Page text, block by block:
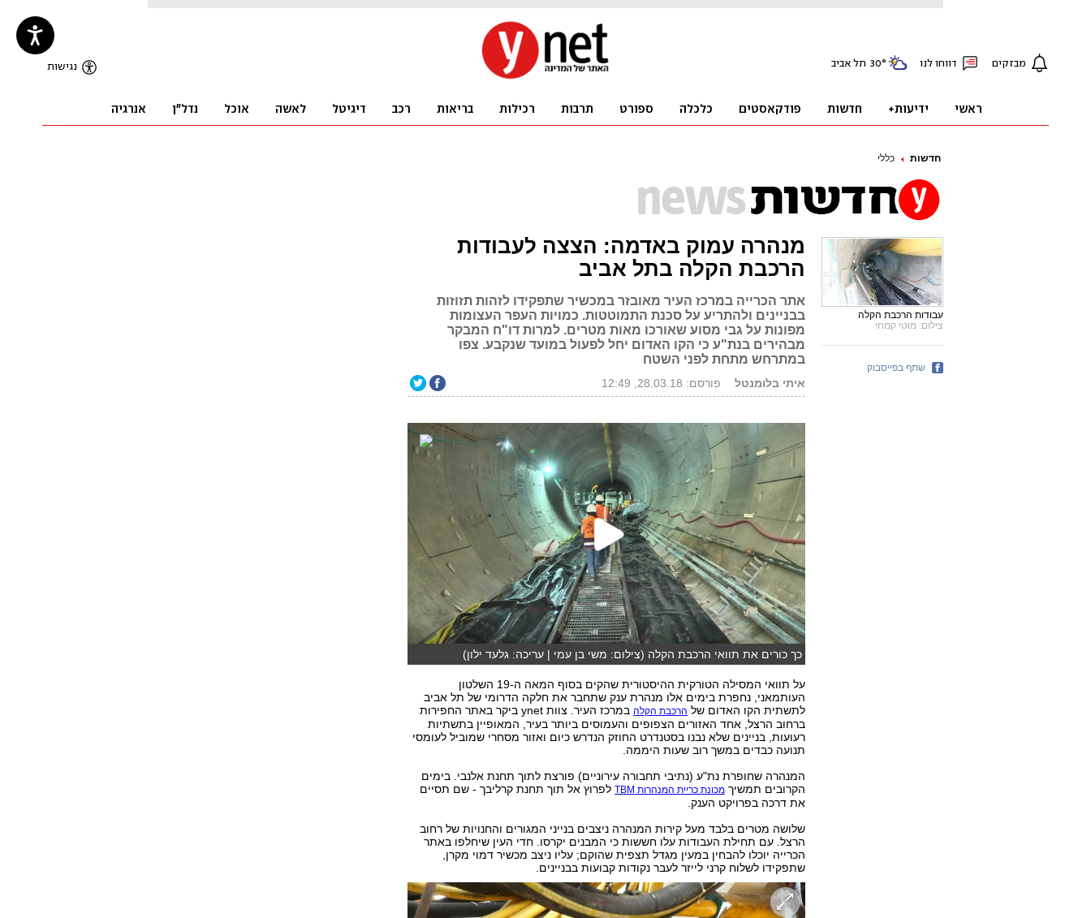
חדשות כללי
מנהרה עמוק באדמה: הצצה לעבודות
הרכבת הקלה בתל אביב
אתר הכרייה במרכז העיר מאובזר במכשיר שתפקידו לזהות תזוזות
בבניינים ולהתריע על סכנת התמוטטות. כמויות העפר העצומות
מפונות על גבי מסוע שאורכו מאות מטרים. למרות דו"ח המבקר
מבהירים בנת"ע כי הקו האדום יחל לפעול במועד שנקבע. צפו
במתרחש מתחת לפני השטח
איתי בלומנטל פורסם: 28.03.18, 12:49
כך כורים את תוואי הרכבת הקלה (צילום: משי בן עמי | עריכה: גלעד ילון)
על תוואי המסילה הטורקית ההיסטורית שהקים בסוף המאה ה-19 השלטון
העותמאני, נחפרת בימים אלו מנהרת ענק שתחבר את חלקה הדרומי של תל אביב
לתשתית הקו האדום של הרכבת הקלה
במרכז העיר. צוות ynet ביקר באתר החפירות
ברחוב הרצל, אחד האזורים הצפופים והעמוסים ביותר בעיר, המאופיין בתשתיות
רעועות, בניינים שלא נבנו בסטנדרט החוזק הנדרש כיום ואזור מסחרי שמוביל לעומסי
תנועה כבדים במשך רוב שעות היממה.
המנהרה שחופרת נת"ע (נתיבי תחבורה עירוניים) פורצת לתוך תחנת אלנבי. בימים
הקרובים תמשיך מכונת כריית המנהרות TBM
לפרוץ אל תוך תחנת קרליבך - שם תסיים
את דרכה בפרויקט הענק.
שלושה מטרים בלבד מעל קירות המנהרה ניצבים בנייני המגורים והחנויות של רחוב
הרצל. עם תחילת העבודות עלו חששות כי המבנים יקרסו. חדי העין שיחלפו באתר
הכרייה יוכלו להבחין במעין מגדל תצפית שהוקם; עליו ניצב מכשיר דמוי מקרן,
שתפקידו לשלוח קרני לייזר לעבר נקודות קבועות בבניינים.
עבודות הרכבת הקלה
צילום: מוטי קמחי
שתף בפייסבוק